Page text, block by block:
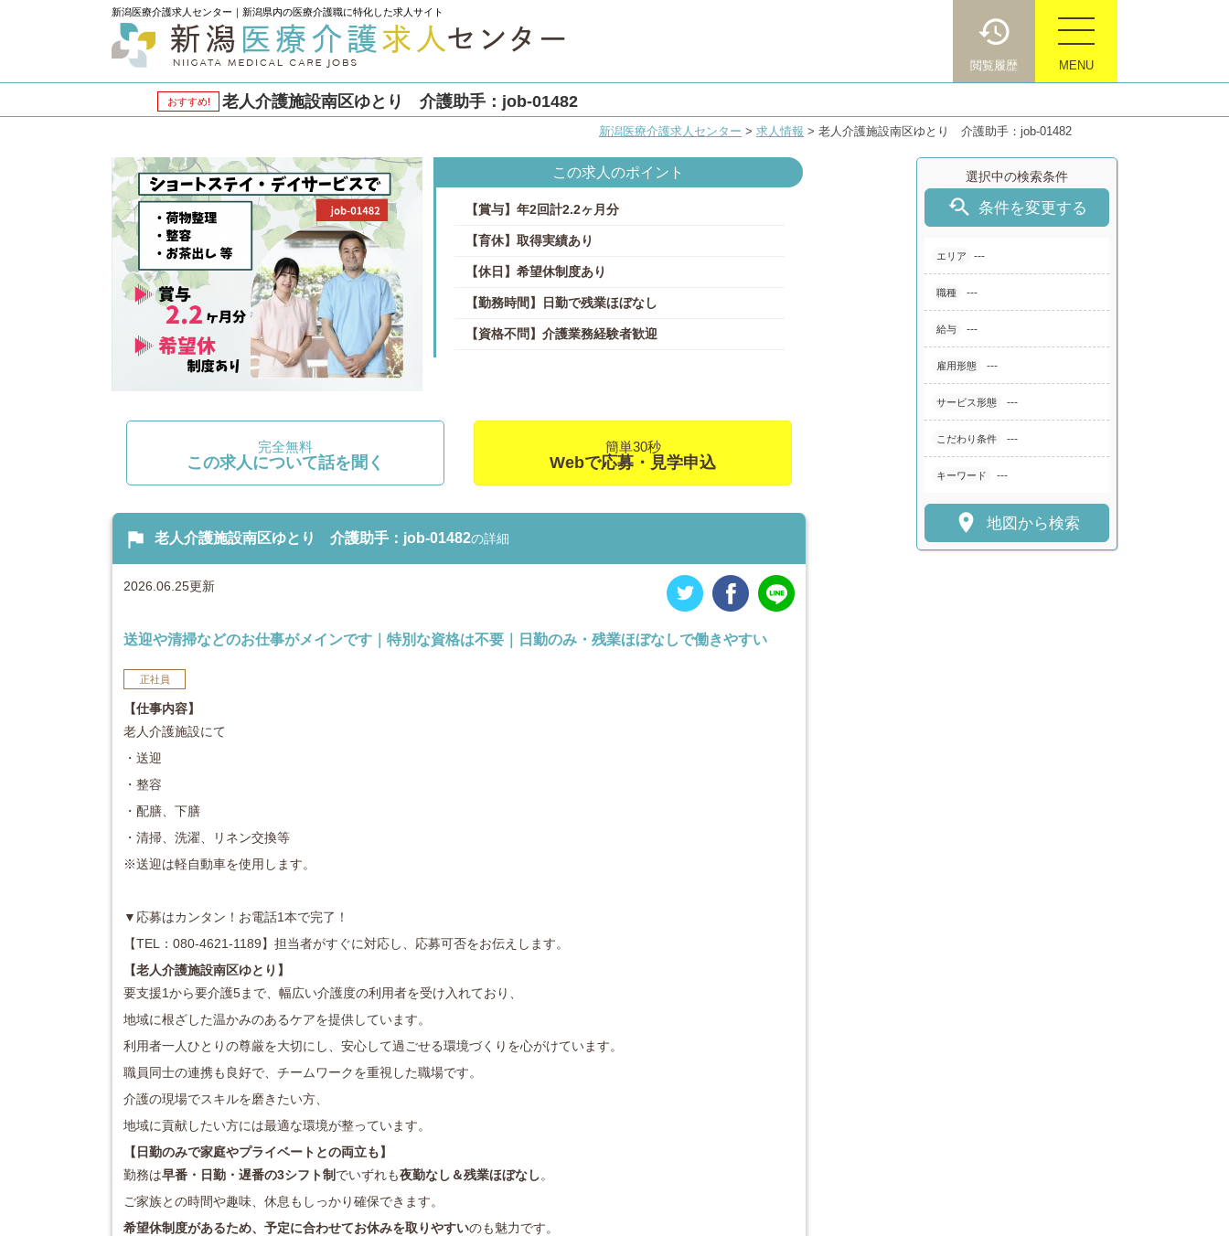
新潟医療介護求人センター｜新潟県内の医療介護職に特化した求人サイト
MENU
閲覧履歴
おすすめ! 老人介護施設南区ゆとり 介護助手：job-01482
新潟医療介護求人センター > 求人情報 > 老人介護施設南区ゆとり 介護助手：job-01482
選択中の検索条件
 条件を変更する
エリア ---
職種 ---
給与 ---
雇用形態 ---
サービス形態 ---
こだわり条件 ---
キーワード ---
 地図から検索
この求人のポイント
【賞与】年2回計2.2ヶ月分
【育休】取得実績あり
【休日】希望休制度あり
【勤務時間】日勤で残業ほぼなし
【資格不問】介護業務経験者歓迎
完全無料
この求人について話を聞く
簡単30秒
Webで応募・見学申込
flag 老人介護施設南区ゆとり 介護助手：job-01482の詳細
2026.06.25更新
送迎や清掃などのお仕事がメインです｜特別な資格は不要｜日勤のみ・残業ほぼなしで働きやすい
正社員
【仕事内容】
老人介護施設にて
・送迎
・整容
・配膳、下膳
・清掃、洗濯、リネン交換等
※送迎は軽自動車を使用します。
▼応募はカンタン！お電話1本で完了！
【TEL：080-4621-1189】担当者がすぐに対応し、応募可否をお伝えします。
【老人介護施設南区ゆとり 】
要支援1から要介護5まで、幅広い介護度の利用者を受け入れており、
地域に根ざした温かみのあるケアを提供しています。
利用者一人ひとりの尊厳を大切にし、安心して過ごせる環境づくりを心がけています。
職員同士の連携も良好で、チームワークを重視した職場です。
介護の現場でスキルを磨きたい方、
地域に貢献したい方には最適な環境が整っています。
【日勤のみで家庭やプライベートとの両立も】
勤務は早番・日勤・遅番の3シフト制 でいずれも夜勤なし＆残業ほぼなし。
ご家族との時間や趣味、休息もしっかり確保できます。
希望休制度があるため、予定に合わせてお休みを取りやすいのも魅力です。